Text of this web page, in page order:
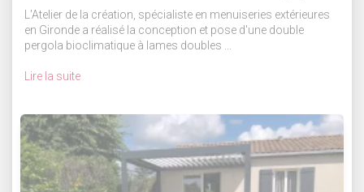
L'Atelier de la création, spécialiste en menuiseries extérieures
en Gironde a réalisé la conception et pose d'une double
pergola bioclimatique à lames doubles ...
Lire la suite